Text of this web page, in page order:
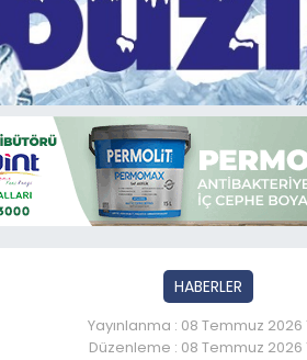
HABERLER
Yayınlanma : 08 Temmuz 2026
Düzenleme : 08 Temmuz 2026